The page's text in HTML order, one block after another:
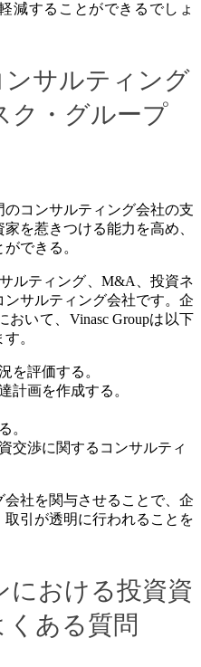
減することができるでしょ
ンサルティング
ク・グループ
コンサルティング会社の支
を惹きつける能力を高め、
できる。
ルティング、M&A、投資ネ
サルティング会社です。企
いて、Vinasc Groupは以下
。
を評価する。
計画を作成する。
。
交渉に関するコンサルティ
社を関与させることで、企
引が透明に行われることを
における投資資
ある質問